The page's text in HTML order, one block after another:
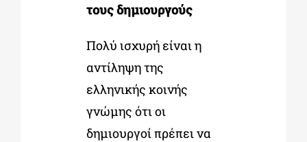
τους δημιουργούς
Πολύ ισχυρή είναι η
αντίληψη της
ελληνικής κοινής
γνώμης ότι οι
δημιουργοί πρέπει να